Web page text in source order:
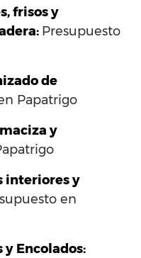
frisos y
Presupuesto
de
Papatrigo
y
interiores y
en
Encolados: